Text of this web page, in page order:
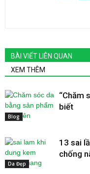
BÀI VIẾT LIÊN QUAN
XEM THÊM
Blog
“Chăm
biết
Da Đẹp
13 sai
chống